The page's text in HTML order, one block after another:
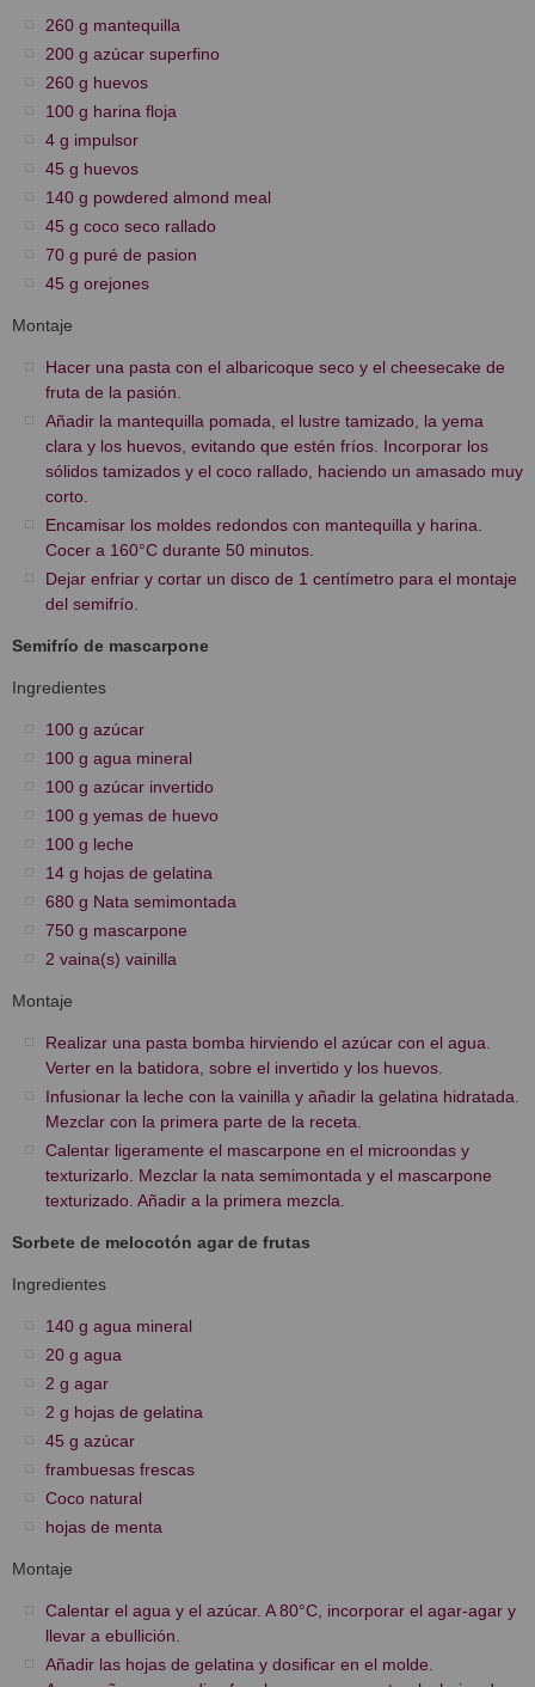
260 g mantequilla
200 g azúcar superfino
260 g huevos
100 g harina floja
4 g impulsor
45 g huevos
140 g powdered almond meal
45 g coco seco rallado
70 g puré de pasion
45 g orejones
Montaje
Hacer una pasta con el albaricoque seco y el cheesecake de
fruta de la pasión.
Añadir la mantequilla pomada, el lustre tamizado, la yema
clara y los huevos, evitando que estén fríos. Incorporar los
sólidos tamizados y el coco rallado, haciendo un amasado muy
corto.
Encamisar los moldes redondos con mantequilla y harina.
Cocer a 160°C durante 50 minutos.
Dejar enfriar y cortar un disco de 1 centímetro para el montaje
del semifrío.
Semifrío de mascarpone
Ingredientes
100 g azúcar
100 g agua mineral
100 g azúcar invertido
100 g yemas de huevo
100 g leche
14 g hojas de gelatina
680 g Nata semimontada
750 g mascarpone
2 vaina(s) vainilla
Montaje
Realizar una pasta bomba hirviendo el azúcar con el agua.
Verter en la batidora, sobre el invertido y los huevos.
Infusionar la leche con la vainilla y añadir la gelatina hidratada.
Mezclar con la primera parte de la receta.
Calentar ligeramente el mascarpone en el microondas y
texturizarlo. Mezclar la nata semimontada y el mascarpone
texturizado. Añadir a la primera mezcla.
Sorbete de melocotón agar de frutas
Ingredientes
140 g agua mineral
20 g agua
2 g agar
2 g hojas de gelatina
45 g azúcar
frambuesas frescas
Coco natural
hojas de menta
Montaje
Calentar el agua y el azúcar. A 80°C, incorporar el agar-agar y
llevar a ebullición.
Añadir las hojas de gelatina y dosificar en el molde.